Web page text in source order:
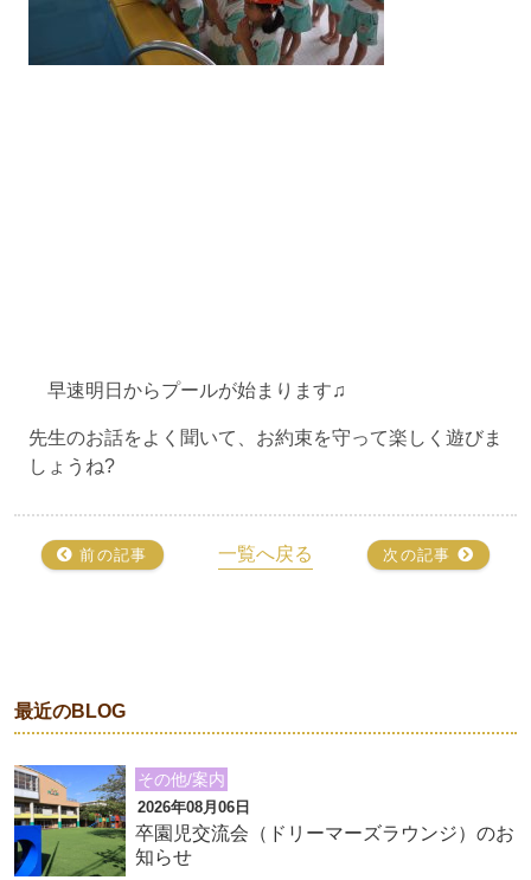
早速明日からプールが始まります♫
先生のお話をよく聞いて、お約束を守って楽しく遊びま
しょうね?
前の記事 一覧へ戻る 次の記事
最近のBLOG
その他/案内
2026年08月06日
卒園児交流会（ドリーマーズラウンジ）のお
知らせ